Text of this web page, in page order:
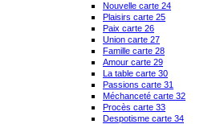
Nouvelle carte 24
Plaisirs carte 25
Paix carte 26
Union carte 27
Famille carte 28
Amour carte 29
La table carte 30
Passions carte 31
Méchanceté carte 32
Procès carte 33
Despotisme carte 34